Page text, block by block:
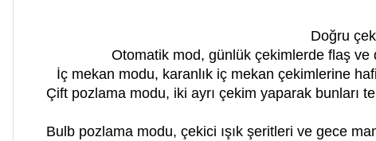
Doğru
Otomatik mod, günlük çekimlerde flaş ve
İç mekan modu, karanlık iç mekan çekimlerine
Çift pozlama modu, iki ayrı çekim yaparak bunları
Bulb pozlama modu, çekici ışık şeritleri ve gece